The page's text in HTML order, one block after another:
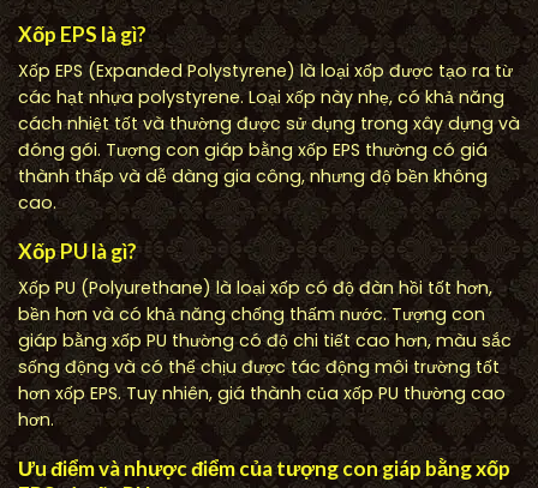
Xốp EPS là gì?
Xốp EPS (Expanded Polystyrene) là loại xốp được tạo ra từ
các hạt nhựa polystyrene. Loại xốp này nhẹ, có khả năng
cách nhiệt tốt và thường được sử dụng trong xây dựng và
đóng gói. Tượng con giáp bằng xốp EPS thường có giá
thành thấp và dễ dàng gia công, nhưng độ bền không
cao.
Xốp PU là gì?
Xốp PU (Polyurethane) là loại xốp có độ đàn hồi tốt hơn,
bền hơn và có khả năng chống thấm nước. Tượng con
giáp bằng xốp PU thường có độ chi tiết cao hơn, màu sắc
sống động và có thể chịu được tác động môi trường tốt
hơn xốp EPS. Tuy nhiên, giá thành của xốp PU thường cao
hơn.
Ưu điểm và nhược điểm của tượng con giáp bằng xốp